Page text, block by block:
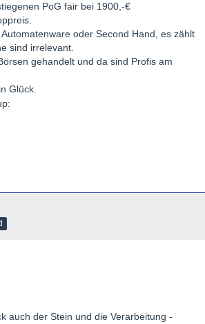
PoG fair bei 1900,-€
oder Second Hand, es zählt
sind irrelevant.
gehandelt und da sind Profis am
Glück.
auch der Stein und die Verarbeitung -